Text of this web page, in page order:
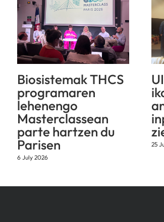
Biosistemak THCS
programaren
lehenengo
Masterclassean
parte hartzen du
Parisen
6 July 2026
25